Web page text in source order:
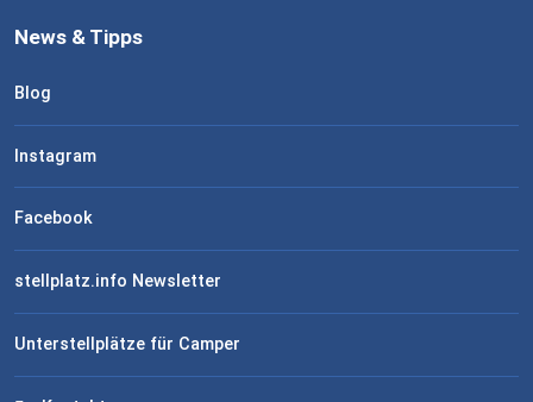
News & Tipps
Blog
Instagram
Facebook
stellplatz.info Newsletter
Unterstellplätze für Camper